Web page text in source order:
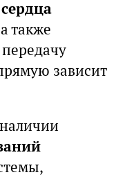
также
зависит